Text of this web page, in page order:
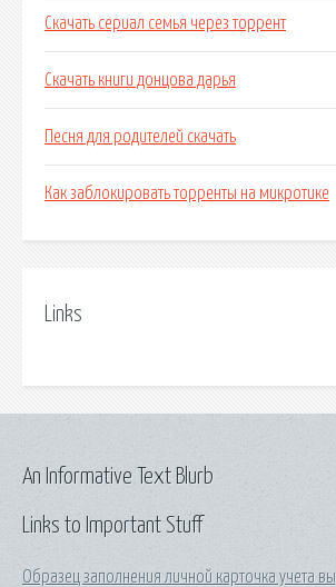
Скачать сериал семья через торрент
Скачать книги донцова дарья
Песня для родителей скачать
Как заблокировать торренты на микротике
Links
Links to Important Stuff
Образец заполнения личной карточка учета
An Informative Text Blurb